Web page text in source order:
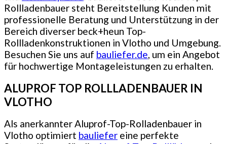
Rollladenbauer steht Bereitstellung Kunden mit
professionelle Beratung und Unterstützung in der
Bereich diverser beck+heun Top-
Rollladenkonstruktionen in Vlotho und Umgebung.
Besuchen Sie uns auf bauliefer.de, um ein Angebot
für hochwertige Montageleistungen zu erhalten.
ALUPROF TOP ROLLLADENBAUER IN
VLOTHO
Als anerkannter Aluprof-Top-Rolladenbauer in
Vlotho optimiert bauliefer eine perfekte